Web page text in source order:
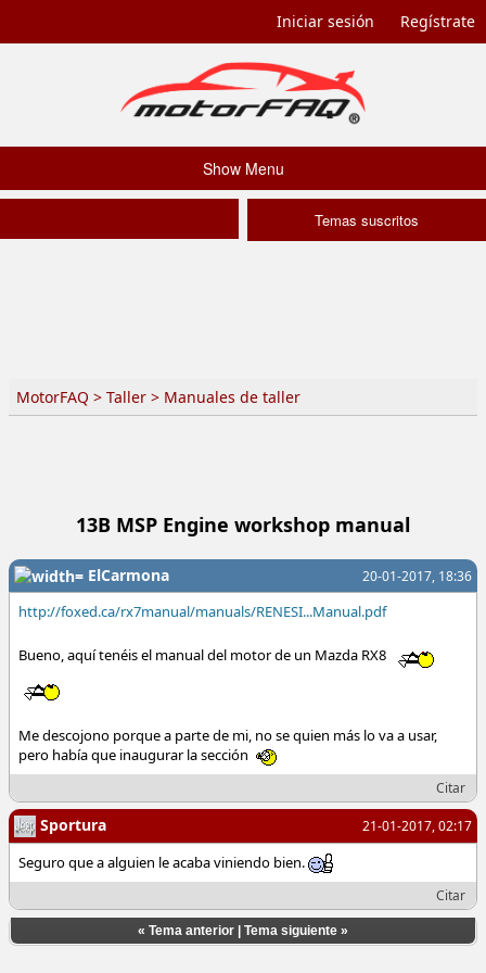
Iniciar sesión Regístrate
Show Menu
Temas suscritos
MotorFAQ > Taller > Manuales de taller
13B MSP Engine workshop manual
20-01-2017, 18:36
ElCarmona
http://foxed.ca/rx7manual/manuals/RENESI...Manual.pdf
Bueno, aquí tenéis el manual del motor de un Mazda RX8
Me descojono porque a parte de mi, no se quien más lo va a usar,
pero había que inaugurar la sección
Citar
21-01-2017, 02:17
Sportura
Seguro que a alguien le acaba viniendo bien.
Citar
« Tema anterior Tema siguiente »